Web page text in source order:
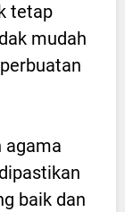
tetap
mudah
agama
baik dan